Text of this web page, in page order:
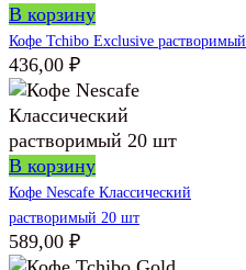
В корзину
Кофе Tchibo Exclusive растворимый
436,00 ₽
В корзину
Кофе Nescafe Классический
растворимый 20 шт
589,00 ₽